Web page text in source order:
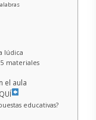
lúdica
materiales
el aula
educativas?